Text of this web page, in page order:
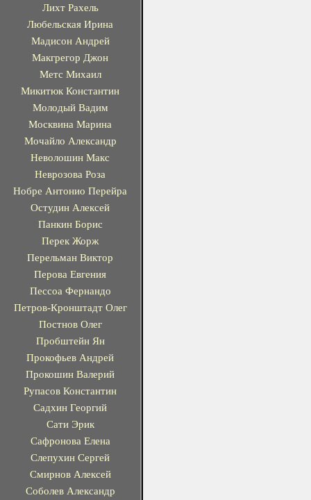
Лихт Рахель
Любельская Ирина
Мадисон Андрей
Макгрегор Джон
Метс Михаил
Микитюк Константин
Молодый Вадим
Москвина Марина
Мочайло Александр
Неволошин Макс
Неврозова Роза
Нобре Антонио Перейра
Остудин Алексей
Панкин Борис
Перек Жорж
Перельман Виктор
Перова Евгения
Пессоа Фернандо
Петров-Кронштадт Олег
Постнов Олег
Пробштейн Ян
Прокофьев Андрей
Прокошин Валерий
Рупасов Константин
Садхин Георгий
Сати Эрик
Сафронова Елена
Слепухин Сергей
Смирнов Алексей
Соболев Александр